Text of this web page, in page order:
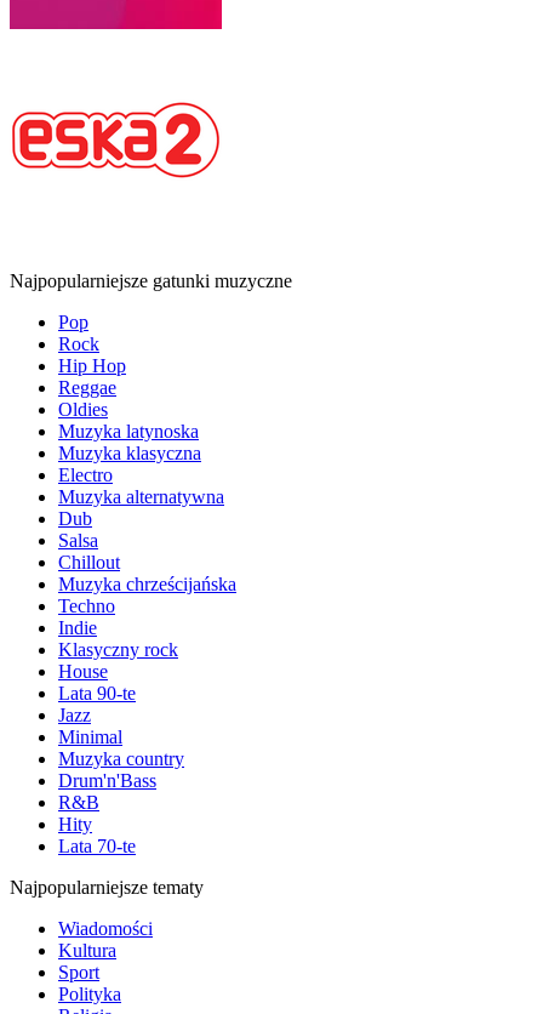
Najpopularniejsze gatunki muzyczne
Pop
Rock
Hip Hop
Reggae
Oldies
Muzyka latynoska
Muzyka klasyczna
Electro
Muzyka alternatywna
Dub
Salsa
Chillout
Muzyka chrześcijańska
Techno
Indie
Klasyczny rock
House
Lata 90-te
Jazz
Minimal
Muzyka country
Drum'n'Bass
R&B
Hity
Lata 70-te
Najpopularniejsze tematy
Wiadomości
Kultura
Sport
Polityka